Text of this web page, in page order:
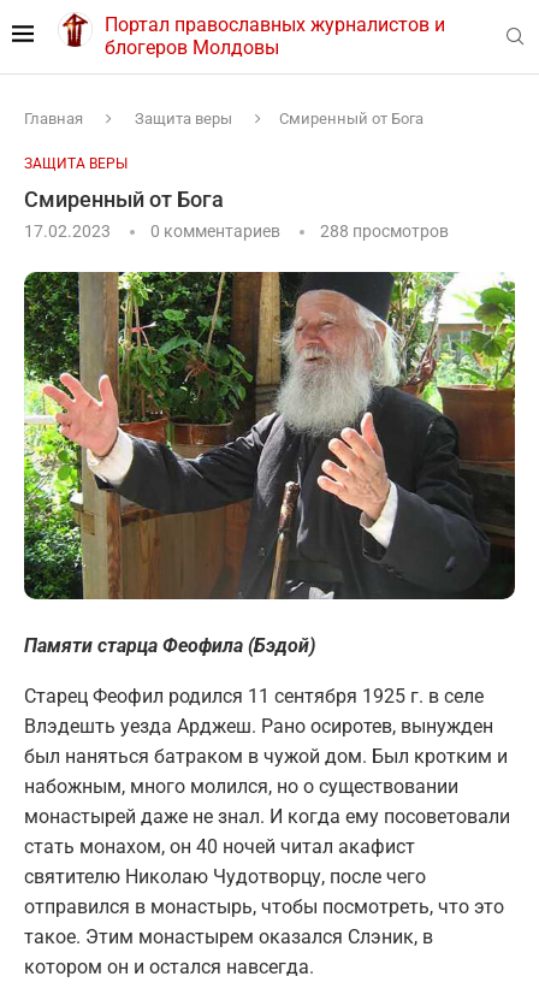
Портал православных журналистов и
блогеров Молдовы
Главная Защита веры Смиренный от Бога
ЗАЩИТА ВЕРЫ
Смиренный от Бога
17.02.2023 0 комментариев 288 просмотров
Памяти старца Феофила (Бэдой)
Старец Феофил родился 11 сентября 1925 г. в селе
Влэдешть уезда Арджеш. Рано осиротев, вынужден
был наняться батраком в чужой дом. Был кротким и
набожным, много молился, но о существовании
монастырей даже не знал. И когда ему посоветовали
стать монахом, он 40 ночей читал акафист
святителю Николаю Чудотворцу, после чего
отправился в монастырь, чтобы посмотреть, что это
такое. Этим монастырем оказался Слэник, в
котором он и остался навсегда.